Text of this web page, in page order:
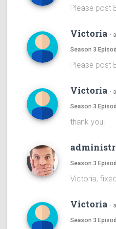
Please post
Victoria ·
Season 3
Please post
Victoria ·
Season 3
thank you!
Season 3
Victoria,
Victoria ·
Season 3